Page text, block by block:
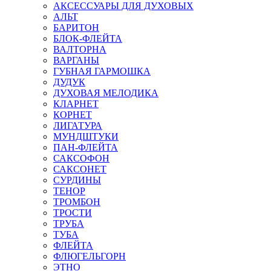
АКСЕССУАРЫ ДЛЯ ДУХОВЫХ
АЛЬТ
БАРИТОН
БЛОК-ФЛЕЙТА
ВАЛТОРНА
ВАРГАНЫ
ГУБНАЯ ГАРМОШКА
ДУДУК
ДУХОВАЯ МЕЛОДИКА
КЛАРНЕТ
КОРНЕТ
ЛИГАТУРА
МУНДШТУКИ
ПАН-ФЛЕЙТА
САКСОФОН
САКСОНЕТ
СУРДИНЫ
ТЕНОР
ТРОМБОН
ТРОСТИ
ТРУБА
ТУБА
ФЛЕЙТА
ФЛЮГЕЛЬГОРН
ЭТНО